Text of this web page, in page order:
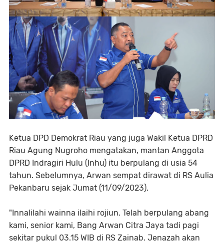
Ketua DPD Demokrat Riau yang juga Wakil Ketua DPRD
Riau Agung Nugroho mengatakan, mantan Anggota
DPRD Indragiri Hulu (Inhu) itu berpulang di usia 54
tahun. Sebelumnya, Arwan sempat dirawat di RS Aulia
Pekanbaru sejak Jumat (11/09/2023).
"Innalilahi wainna ilaihi rojiun. Telah berpulang abang
kami, senior kami, Bang Arwan Citra Jaya tadi pagi
sekitar pukul 03.15 WIB di RS Zainab. Jenazah akan